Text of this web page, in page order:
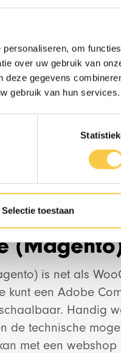
om
over uw gebruik van
gegevens
gebruik van hun services.
Selectie toestaan
Work
News
WordPress
hebt met
kosten kunnen
is net als
kunt een Adobe
Handig
de technische
met een